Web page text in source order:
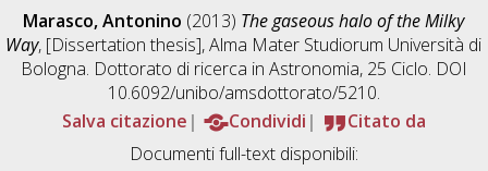
Marasco, Antonino (2013) The gaseous halo of the Milky
Way, [Dissertation thesis], Alma Mater Studiorum Università di
Bologna. Dottorato di ricerca in Astronomia, 25 Ciclo. DOI
10.6092/unibo/amsdottorato/5210.
Salva citazione
Condividi
Citato da
Documenti full-text disponibili: